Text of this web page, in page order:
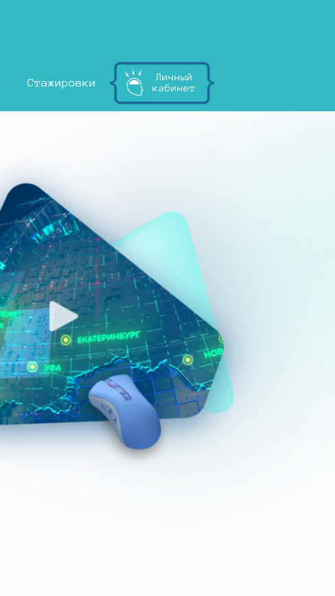
Стажировки
Личный
кабинет